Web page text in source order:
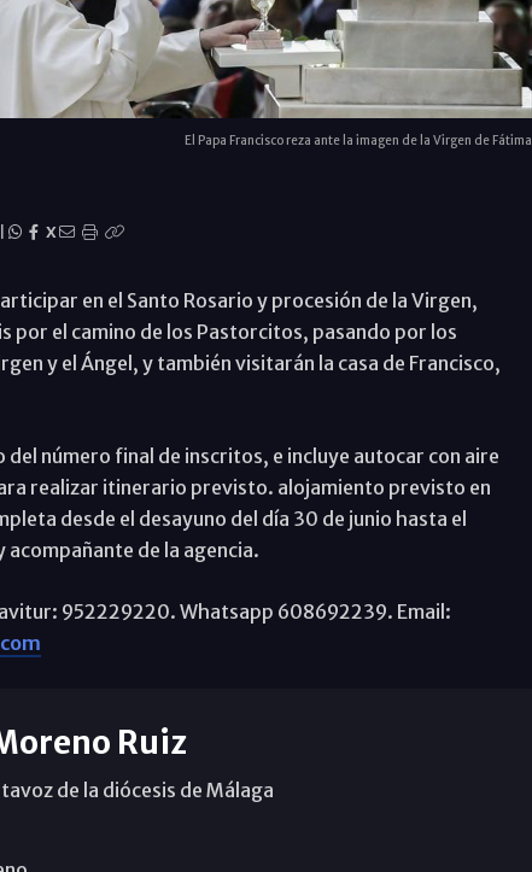
El Papa Francisco reza ante la imagen de la Virgen de Fátima
X
en el Santo Rosario y procesión de la Virgen,
por el camino de los Pastorcitos, pasando por los
y el Ángel, y también visitarán la casa de Francisco,
número final de inscritos, e incluye autocar con aire
realizar itinerario previsto. alojamiento previsto en
desde el desayuno del día 30 de junio hasta el
acompañante de la agencia.
952229220. Whatsapp 608692239. Email:
Ruiz
de la diócesis de Málaga